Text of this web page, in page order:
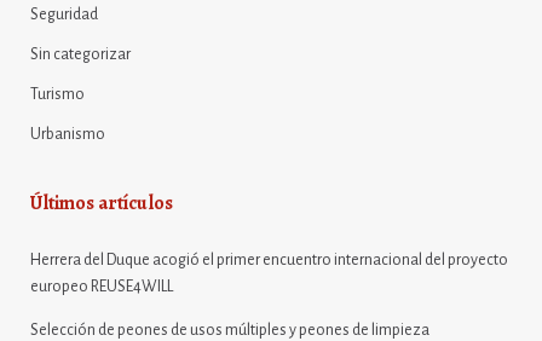
Seguridad
Sin categorizar
Turismo
Urbanismo
Últimos artículos
Herrera del Duque acogió el primer encuentro internacional del proyecto
europeo REUSE4WILL
Selección de peones de usos múltiples y peones de limpieza